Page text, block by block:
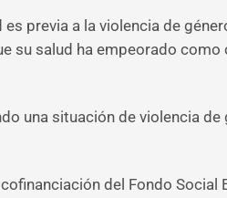
previa a la violencia de
su salud ha empeorado como
una situación de violencia de
del Fondo Social